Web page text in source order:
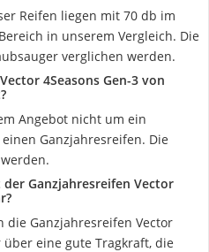
Reifen liegen mit 70 db im
in unserem Vergleich. Die
verglichen werden.
4Seasons Gen-3 von
Angebot nicht um ein
Ganzjahresreifen. Die
Ganzjahresreifen Vector
die Ganzjahresreifen Vector
über eine gute Tragkraft, die